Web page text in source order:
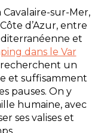
Cavalaire-sur-Mer,
d’Azur, entre
et
dans le Var
un
et suffisamment
pauses. On y
humaine, avec
ses valises et